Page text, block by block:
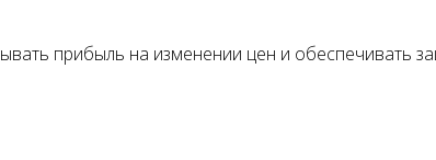
прибыль на изменении цен и обеспечивать